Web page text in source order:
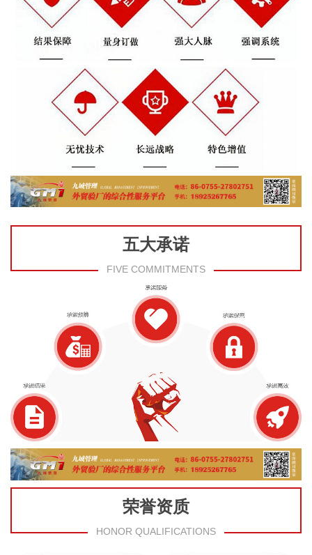
五大承诺
FIVE COMMITMENTS
荣誉资质
HONOR QUALIFICATIONS